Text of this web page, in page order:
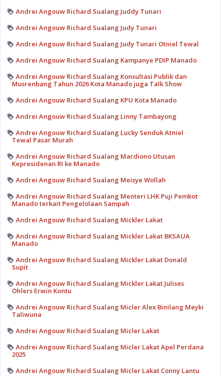
Andrei Angouw Richard Sualang Juddy Tunari
Andrei Angouw Richard Sualang Judy Tunari
Andrei Angouw Richard Sualang Judy Tunari Otniel Tewal
Andrei Angouw Richard Sualang Kampanye PDIP Manado
Andrei Angouw Richard Sualang Konsultasi Publik dan
Musrenbang Tahun 2026 Kota Manado juga Talk Show
Andrei Angouw Richard Sualang KPU Kota Manado
Andrei Angouw Richard Sualang Linny Tambayong
Andrei Angouw Richard Sualang Lucky Senduk Atniel
Tewal Pasar Murah
Andrei Angouw Richard Sualang Mardiono Utusan
Kepresidenan RI ke Manado
Andrei Angouw Richard Sualang Meisye Wollah
Andrei Angouw Richard Sualang Menteri LHK Puji Pemkot
Manado terkait Pengelolaan Sampah
Andrei Angouw Richard Sualang Mickler Lakat
Andrei Angouw Richard Sualang Mickler Lakat BKSAUA
Manado
Andrei Angouw Richard Sualang Mickler Lakat Donald
Supit
Andrei Angouw Richard Sualang Mickler Lakat Julises
Ohlers Erwin Kontu
Andrei Angouw Richard Sualang Micler Alex Binilang Meyki
Taliwuna
Andrei Angouw Richard Sualang Micler Lakat
Andrei Angouw Richard Sualang Micler Lakat Apel Perdana
2025
Andrei Angouw Richard Sualang Micler Lakat Conny Lantu